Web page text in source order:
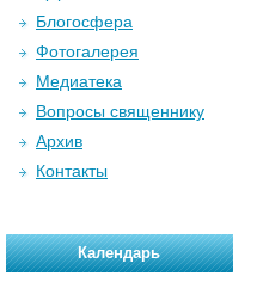
Блогосфера
Фотогалерея
Медиатека
Вопросы священнику
Архив
Контакты
Календарь